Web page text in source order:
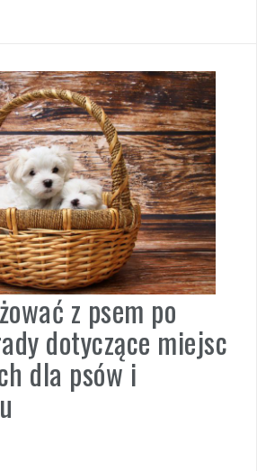
z psem po
dotyczące miejsc
dla psów i